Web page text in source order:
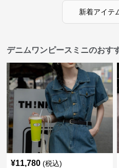
新着アイテ
デニムワンピースミニのおす
¥11,780 (税込)